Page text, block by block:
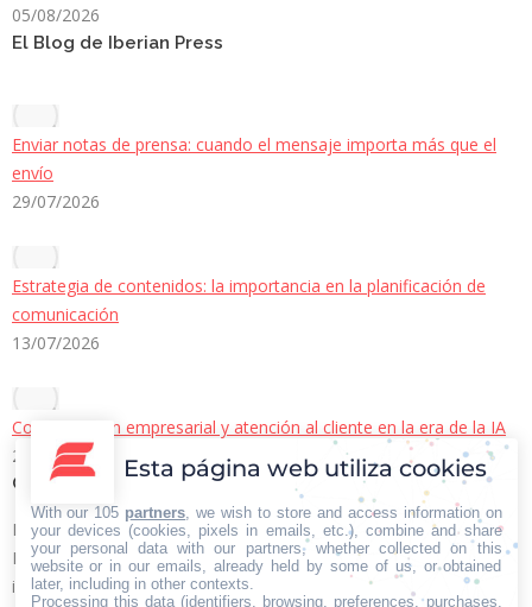
05/08/2026
El Blog de Iberian Press
Enviar notas de prensa: cuando el mensaje importa más que el
envío
29/07/2026
Estrategia de contenidos: la importancia en la planificación de
comunicación
13/07/2026
Comunicación empresarial y atención al cliente en la era de la IA
22/06/2026
Contacto Iberian Press
Principales vías de contacto:
E-mail:
info@iberianpress.es
Esta página web utiliza cookies
With our 105 partners , we wish to store and access information on
your devices (cookies, pixels in emails, etc.), combine and share
your personal data with our partners, whether collected on this
website or in our emails, already held by some of us, or obtained
later, including in other contexts.
Processing this data (identifiers, browsing, preferences, purchases,